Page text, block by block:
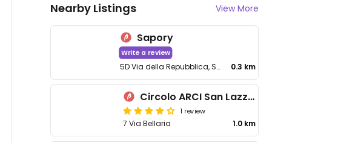
Nearby Listings View More
Sapory
Write a review
5D Via della Repubblica, San Lazzaro Di Savena 0.3 km
Circolo ARCI San Lazzaro
1 review
7 Via Bellaria 1.0 km